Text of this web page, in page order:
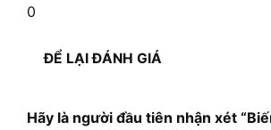
0
ĐỂ LẠI ĐÁNH GIÁ
Hãy là người đầu tiên nhận xét